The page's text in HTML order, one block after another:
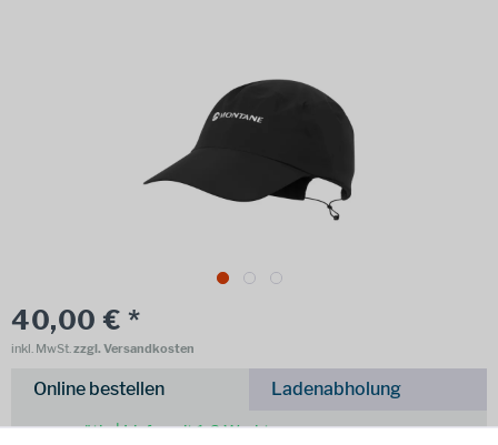
40,00 € *
inkl. MwSt.zzgl. Versandkosten
Online bestellen Ladenabholung
vorrätig | Lieferzeit 1-3 Werktage